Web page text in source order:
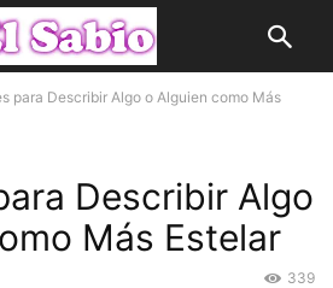
para Describir Algo o Alguien como Más
Describir Algo
Más Estelar
339